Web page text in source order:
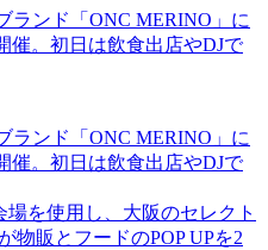
ランド「ONC MERINO」に
催。初日は飲食出店やDJで
ランド「ONC MERINO」に
催。初日は飲食出店やDJで
場を使用し、大阪のセレクト
物販とフードのPOP UPを2